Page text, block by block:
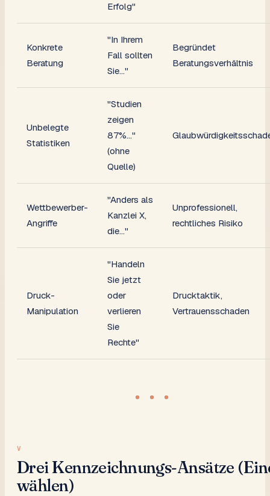
Erfolg"
Konkrete
Beratung
"In Ihrem
Fall sollten
Sie..."
Begründet
Beratungsverhältnis
Unbelegte
Statistiken
"Studien
zeigen
87%..."
(ohne
Quelle)
Wettbewerber-
Angriffe
"Anders als
Kanzlei X,
die..."
Unprofessionell,
rechtliches Risiko
Druck-
Manipulation
"Handeln
Sie jetzt
oder
verlieren
Sie
Rechte"
Drucktaktik,
Vertrauensschaden
Drei Kennzeichnungs-Ansätze
wählen)